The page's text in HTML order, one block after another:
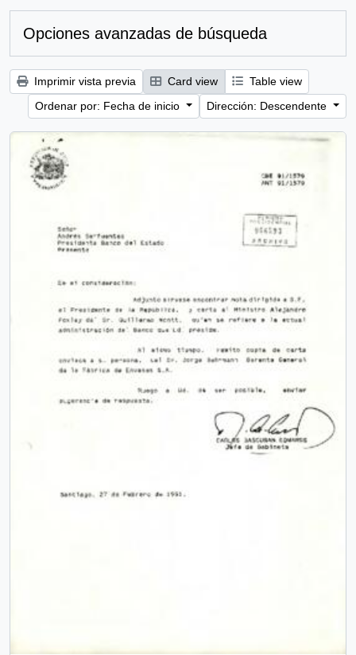
Opciones avanzadas de búsqueda
Imprimir vista previa Card view
Table view
Ordenar por: Fecha de inicio
Dirección: Descendente